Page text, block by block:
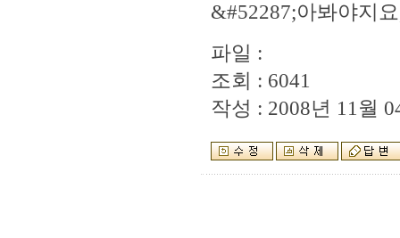
&#52287;아봐야지
파일 :
조회 : 6041
작성 : 2008년 11월